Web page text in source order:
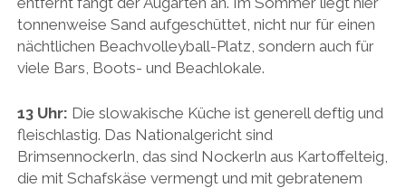
tonnenweise Sand aufgeschüttet, nicht nur für einen
nächtlichen Beachvolleyball-Platz, sondern auch für
viele Bars, Boots- und Beachlokale.
13 Uhr: Die slowakische Küche ist generell deftig und
fleischlastig. Das Nationalgericht sind
Brimsennockerln, das sind Nockerln aus Kartoffelteig,
die mit Schafskäse vermengt und mit gebratenem